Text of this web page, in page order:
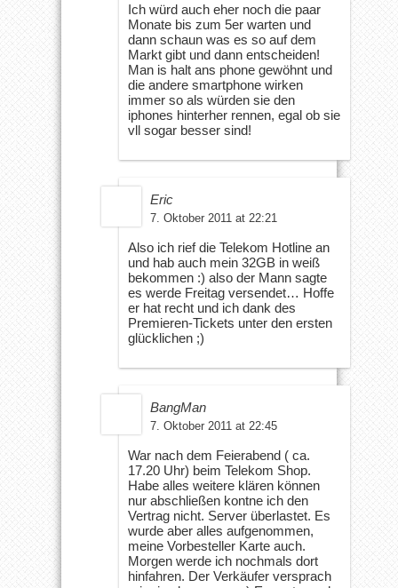
Ich würd auch eher noch die paar
Monate bis zum 5er warten und
dann schaun was es so auf dem
Markt gibt und dann entscheiden!
Man is halt ans phone gewöhnt und
die andere smartphone wirken
immer so als würden sie den
iphones hinterher rennen, egal ob sie
vll sogar besser sind!
Eric
7. Oktober 2011 at 22:21
Also ich rief die Telekom Hotline an
und hab auch mein 32GB in weiß
bekommen :) also der Mann sagte
es werde Freitag versendet… Hoffe
er hat recht und ich dank des
Premieren-Tickets unter den ersten
glücklichen ;)
BangMan
7. Oktober 2011 at 22:45
War nach dem Feierabend ( ca.
17.20 Uhr) beim Telekom Shop.
Habe alles weitere klären können
nur abschließen kontne ich den
Vertrag nicht. Server überlastet. Es
wurde aber alles aufgenommen,
meine Vorbesteller Karte auch.
Morgen werde ich nochmals dort
hinfahren. Der Verkäufer versprach